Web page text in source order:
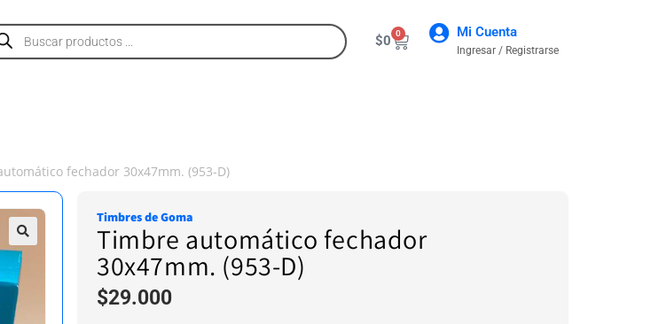
$0 0 Mi Cuenta
Ingresar / Registrarse
fechador 30x47mm. (953-D)
Timbres de Goma
Timbre automático fechador
30x47mm. (953-D)
$29.000